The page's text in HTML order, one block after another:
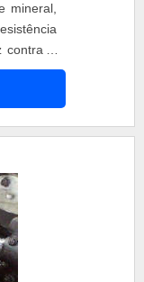
mineral,
o
produto